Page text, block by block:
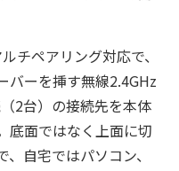
チペアリング対応で、
バーを挿す無線2.4GHz
2台）の接続先を本体
底面ではなく上面に切
自宅ではパソコン、